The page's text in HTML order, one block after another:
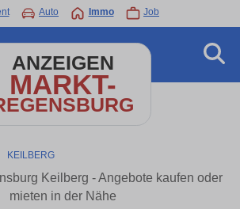
Auto Immo Job
ANZEIGEN
MARKT-
KEILBERG
Keilberg - Angebote kaufen oder
mieten in der Nähe